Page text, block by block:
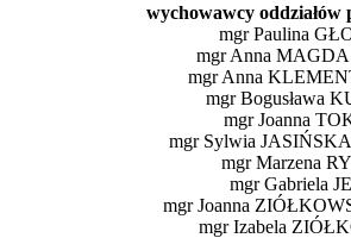
wychowawcy oddziałów
mgr Paulina
mgr Anna
mgr Anna
mgr Bogusława
mgr Joanna
mgr Sylwia
mgr Marzena
mgr Gabriela
mgr Joanna
mgr Izabela